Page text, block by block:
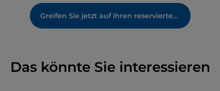
Greifen Sie jetzt auf Ihren reservierten Bereich zu
Das könnte Sie interessieren